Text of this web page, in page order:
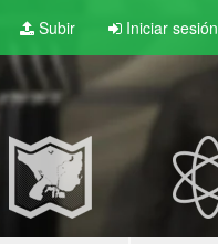
Subir Iniciar sesión